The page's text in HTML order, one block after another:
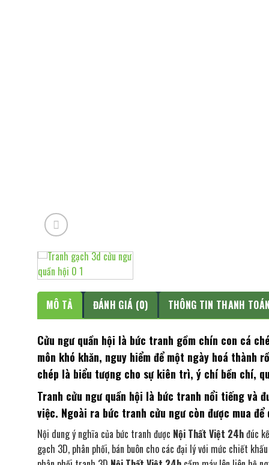
MÔ TẢ ĐÁNH GIÁ (0) THÔNG TIN THANH TOÁN
Cửu ngư quần hội là bức tranh gồm chín con cá
môn khó khăn, nguy hiểm để một ngày hoá
chép là biểu tượng cho sự kiên trì, ý chí bền chí,
Tranh cửu ngư quần hội là bức tranh nổi tiếng và
việc. Ngoài ra bức tranh cửu ngư còn được mua
Nội dung ý nghĩa của bức tranh được Nội Thất Việt 24hđúc
gạch 3D, phân phối, bán buôn cho các đại lý với mức chiết